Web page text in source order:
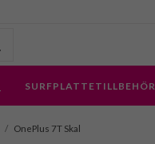
SURFPLATTETILLBEHÖR
/ OnePlus 7T Skal